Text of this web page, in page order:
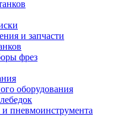
и запчасти
фрез
оборудования
пневмоинструмента